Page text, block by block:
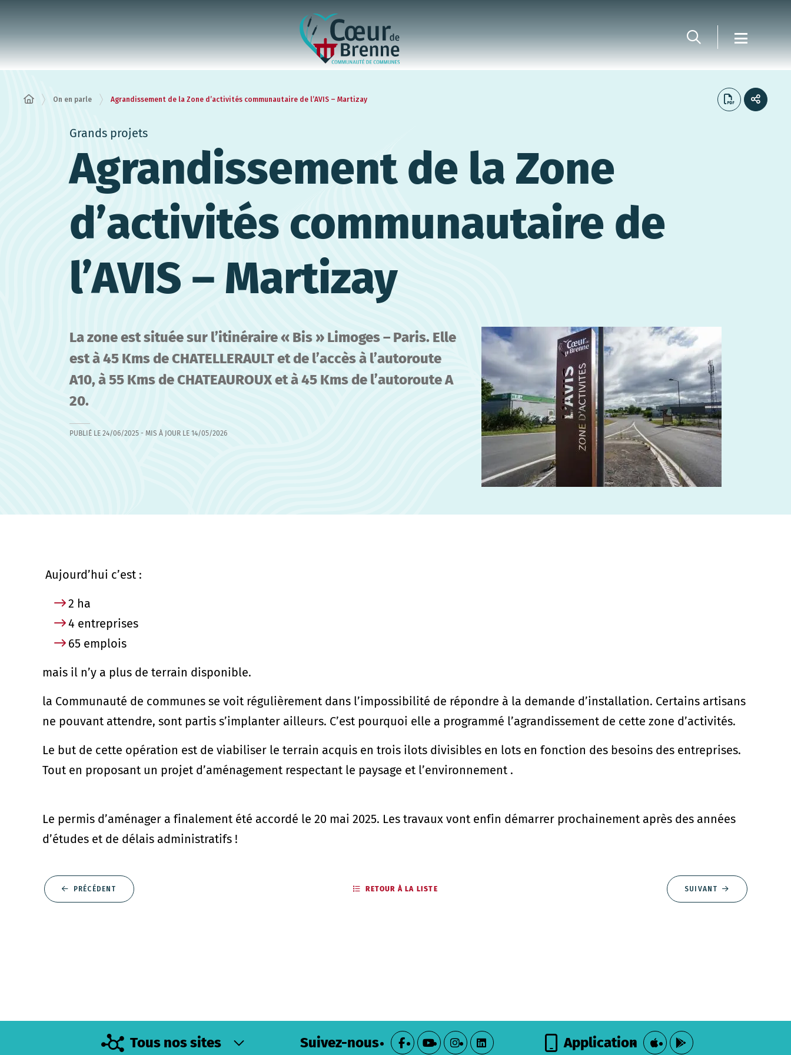
On en parle Agrandissement de la Zone d’activités communautaire de l’AVIS – Martizay
Grands projets
Agrandissement de la Zone
d’activités communautaire de
l’AVIS – Martizay
La zone est située sur l’itinéraire « Bis » Limoges – Paris. Elle
est à 45 Kms de CHATELLERAULT et de l’accès à l’autoroute
A10, à 55 Kms de CHATEAUROUX et à 45 Kms de l’autoroute A
20.
PUBLIÉ LE 24/06/2025 - MIS À JOUR LE 14/05/2026
Aujourd’hui c’est :
2 ha
4 entreprises
65 emplois
mais il n’y a plus de terrain disponible.
la Communauté de communes se voit régulièrement dans l’impossibilité de répondre à la demande d’installation. Certains artisans
ne pouvant attendre, sont partis s’implanter ailleurs. C’est pourquoi elle a programmé l’agrandissement de cette zone d’activités.
Le but de cette opération est de viabiliser le terrain acquis en trois ilots divisibles en lots en fonction des besoins des entreprises.
Tout en proposant un projet d’aménagement respectant le paysage et l’environnement .
Le permis d’aménager a finalement été accordé le 20 mai 2025. Les travaux vont enfin démarrer prochainement après des années
d’études et de délais administratifs !
PRÉCÉDENT RETOUR À LA LISTE SUIVANT
Tous nos sites Suivez-nous Application